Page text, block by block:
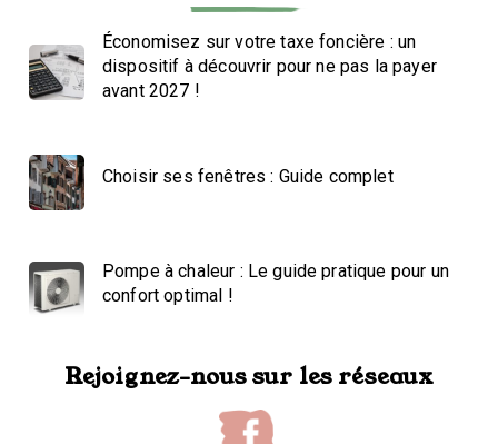
Économisez sur votre taxe foncière : un
dispositif à découvrir pour ne pas la payer
avant 2027 !
Choisir ses fenêtres : Guide complet
Pompe à chaleur : Le guide pratique pour un
confort optimal !
Rejoignez-nous sur les réseaux